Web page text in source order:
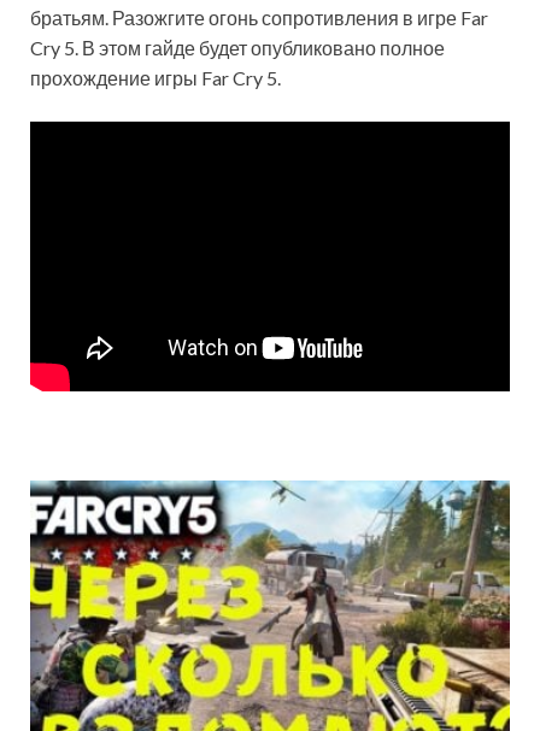
братьям. Разожгите огонь сопротивления в игре Far
Cry 5. В этом гайде будет опубликовано полное
прохождение игры Far Cry 5.